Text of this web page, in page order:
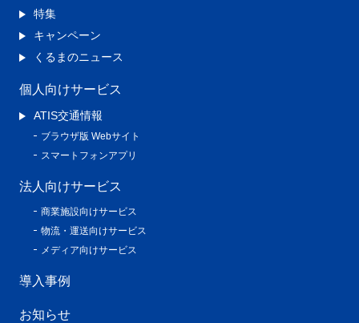
特集
キャンペーン
くるまのニュース
個人向けサービス
ATIS交通情報
ブラウザ版 Webサイト
スマートフォンアプリ
法人向けサービス
商業施設向けサービス
物流・運送向けサービス
メディア向けサービス
導入事例
お知らせ